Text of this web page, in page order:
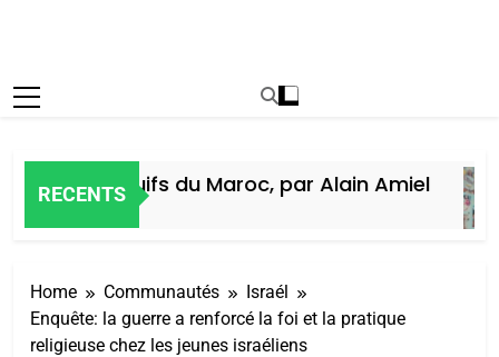
RECENTS
des Juifs du Maroc, par Alain Amiel
Home Communautés
Israél
Enquête: la guerre a renforcé la foi et la pratique
religieuse chez les jeunes israéliens